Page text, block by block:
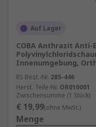
Auf Lager
COBA Anthrazit
Innenumgebung,
RS Best.-Nr. 285-446
Herst. Teile-Nr. OR010001
Zwischensumme (1 Stück)
€ 19,99(ohne MwSt.)
Menge